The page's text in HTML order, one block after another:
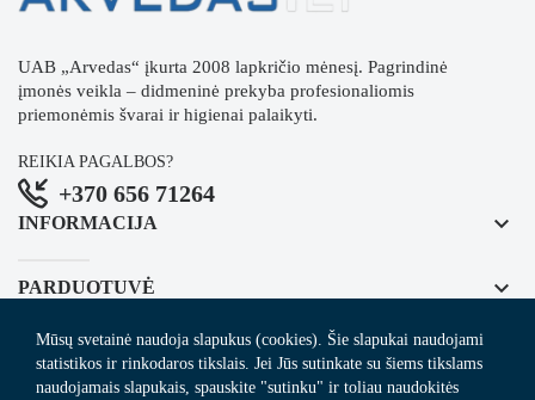
UAB „Arvedas“ įkurta 2008 lapkričio mėnesį. Pagrindinė
įmonės veikla – didmeninė prekyba profesionaliomis
priemonėmis švarai ir higienai palaikyti.
REIKIA PAGALBOS?
+370 656 71264
INFORMACIJA keyboard_arrow_down
PARDUOTUVĖ keyboard_arrow_down
REGISTRUOKITĖS NAUJIENLAIŠKIUI
Mūsų svetainė naudoja slapukus (cookies). Šie slapukai naudojami
statistikos ir rinkodaros tikslais. Jei Jūs sutinkate su šiems tikslams
naudojamais slapukais, spauskite "sutinku" ir toliau naudokitės